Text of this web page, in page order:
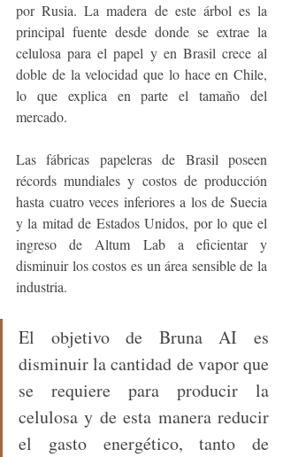
por Rusia. La madera de este árbol es la
principal fuente desde donde se extrae la
celulosa para el papel y en Brasil crece al
doble de la velocidad que lo hace en Chile,
lo que explica en parte el tamaño del
mercado.
Las fábricas papeleras de Brasil poseen
récords mundiales y costos de producción
hasta cuatro veces inferiores a los de Suecia
y la mitad de Estados Unidos, por lo que el
ingreso de Altum Lab a eficientar y
disminuir los costos es un área sensible de la
industria.
El objetivo de Bruna AI es
disminuir la cantidad de vapor que
se requiere para producir la
celulosa y de esta manera reducir
el gasto energético, tanto de